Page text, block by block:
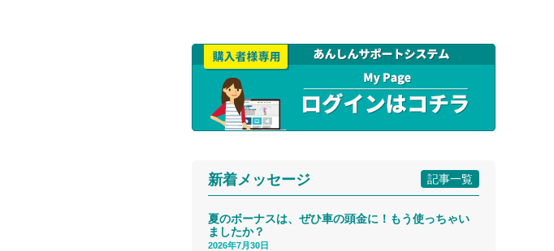
記事一覧
新着メッセージ
夏のボーナスは、ぜひ車の頭金に！もう使っちゃい
ましたか？
2026年7月30日